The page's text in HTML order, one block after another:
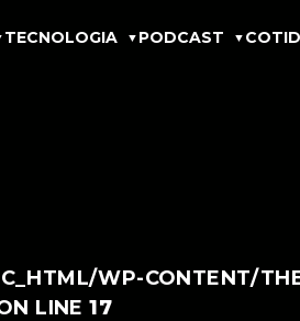
TECNOLOGIA PODCAST
WP-CONTENT/
LINE17